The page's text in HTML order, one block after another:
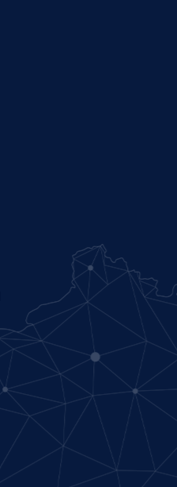
Japanese
Kannada
Khmer
Malay
Marathi
Nepali